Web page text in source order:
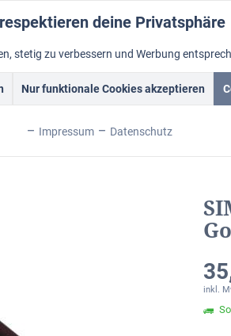
Schattenfugenrahmen Fotorahmen
inkl.
deine Privatsphäre
stetig zu verbessern und Werbung
Nur funktionale Cookies akzeptieren
Impressum Datenschutz